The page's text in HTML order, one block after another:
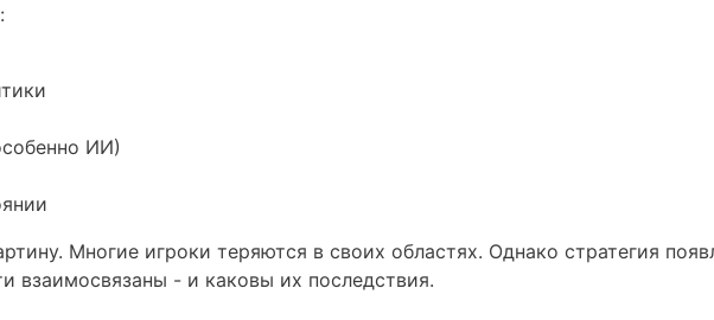
ИИ)
Многие игроки теряются в своих областях. Однако стратегия
взаимосвязаны - и каковы их последствия.